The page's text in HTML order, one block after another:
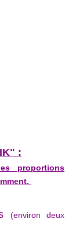
:
proportions
(environ deux